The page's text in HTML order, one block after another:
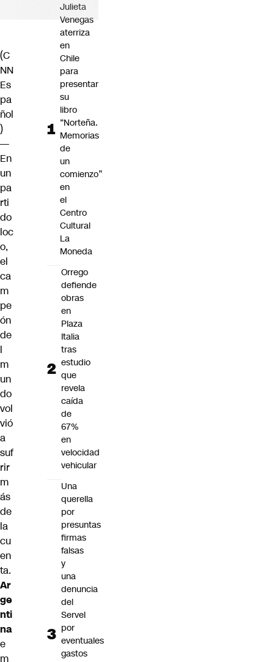
(C
NN
Es
pa
ñol
)
—
En
un
pa
rti
do
loc
o,
el
ca
m
pe
ón
de
l
m
un
do
vol
vió
a
suf
rir
m
ás
de
la
cu
en
ta.
Ar
ge
nti
na
e
m
Julieta
Venegas
aterriza
en
Chile
para
presentar
su
libro
“Norteña.
Memorias
de
un
comienzo”
en
el
Centro
Cultural
La
Moneda
Orrego
defiende
obras
en
Plaza
Italia
tras
estudio
que
revela
caída
de
67%
en
velocidad
vehicular
Una
querella
por
presuntas
firmas
falsas
y
una
denuncia
del
Servel
por
eventuales
gastos